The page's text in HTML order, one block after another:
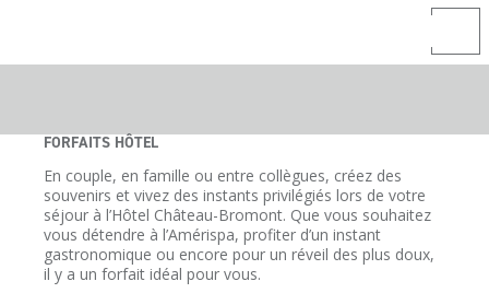
FORFAITS HÔTEL
En couple, en famille ou entre collègues, créez des
souvenirs et vivez des instants privilégiés lors de votre
séjour à l’Hôtel Château-Bromont. Que vous souhaitez
vous détendre à l’Amérispa, profiter d’un instant
gastronomique ou encore pour un réveil des plus doux,
il y a un forfait idéal pour vous.